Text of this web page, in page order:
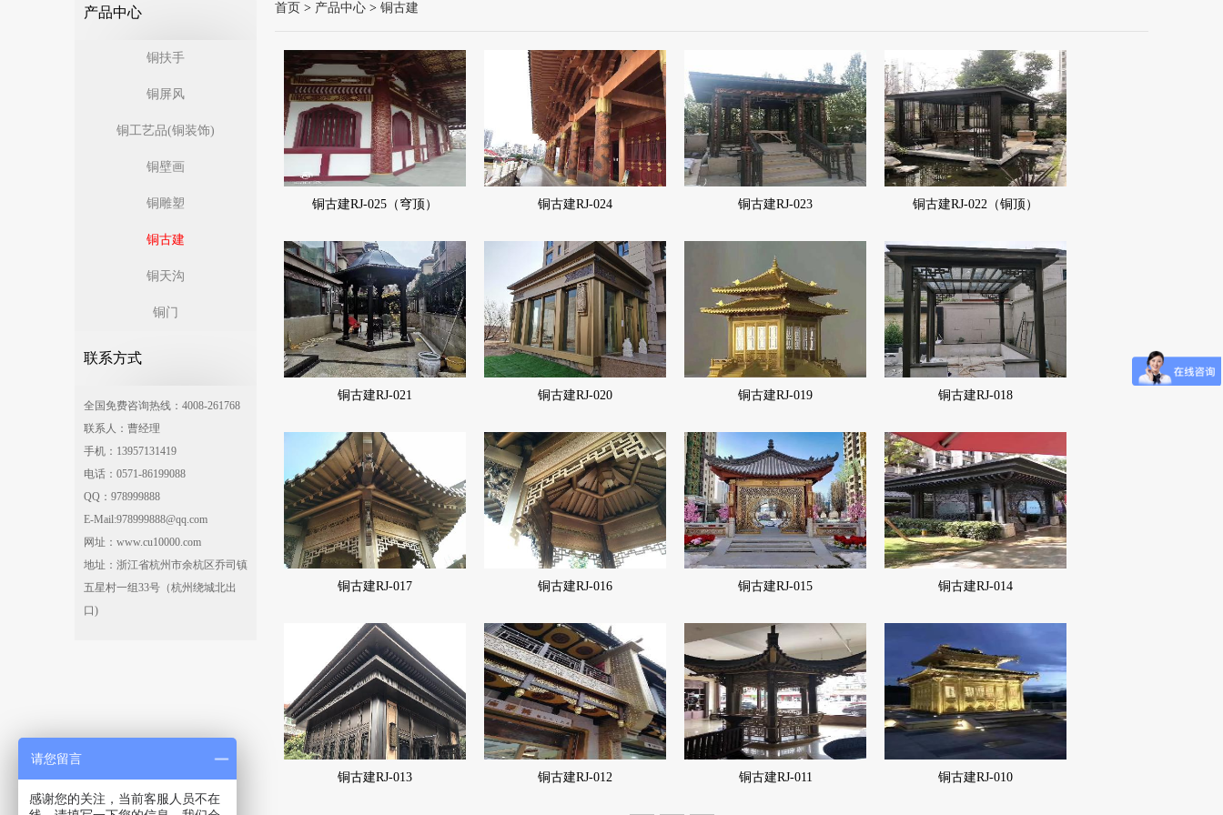
产品中心
铜扶手
铜屏风
铜工艺品(铜装饰)
铜壁画
铜雕塑
铜古建
铜天沟
铜门
联系方式
全国免费咨询热线：4008-261768
联系人：曹经理
手机：13957131419
电话：0571-86199088
QQ：978999888
E-Mail:978999888@qq.com
网址：www.cu10000.com
地址：浙江省杭州市余杭区乔司镇
五星村一组33号（杭州绕城北出
口)
首页 > 产品中心 > 铜古建
铜古建RJ-025（穹顶） 铜古建RJ-024 铜古建RJ-023 铜古建RJ-022（铜顶）
铜古建RJ-021 铜古建RJ-020 铜古建RJ-019 铜古建RJ-018
铜古建RJ-017 铜古建RJ-016 铜古建RJ-015 铜古建RJ-014
铜古建RJ-013 铜古建RJ-012 铜古建RJ-011 铜古建RJ-010
请您留言
感谢您的关注，当前客服人员不在